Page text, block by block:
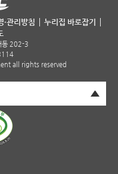
·관리방침
누리집 바로잡기
동 202-3
all rights reserved